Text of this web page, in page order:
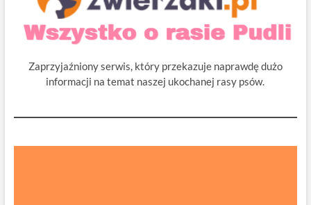
Zaprzyjaźniony serwis, który przekazuje naprawdę dużo
informacji na temat naszej ukochanej rasy psów.